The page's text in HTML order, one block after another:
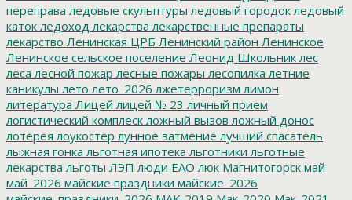
переправа ледовые скульптуры ледовый городок ледовый
каток ледоход лекарства лекарственные препараты
лекарство Ленинская ЦРБ Ленинский район Ленинское
Ленинское сельское поселение Леонид Школьник лес
леса лесной пожар лесные пожары лесопилка летние
каникулы лето лето_2026 лжетерроризм лимон
литература Лицей лицей № 23 личный прием
логистический комплеск ложный вызов ложный донос
лотерея лоукостер лунное затмение лучший спасатель
лыжная гонка льготная ипотека льготники льготные
лекарства льготы ЛЭП люди ЕАО люк Магнитогорск май
май_2026 майские праздники майские_2026